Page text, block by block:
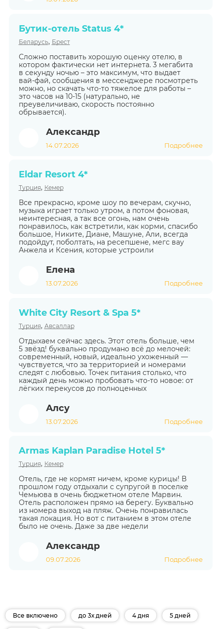
Бутик-отель Status 4*
Беларусь, Брест
Сложно поставить хорошую оценку отелю, в
котором фактически нет интернета. 3 мегабита
в секунду ночью – это максимум, что выдает
вай-фай, сообщения в мессенджере посмотреть
можно, но скачать что-то тяжелое для работы –
это часов на 10-15 (натурально, не
преувеличиваю, скорость постоянно
обрывается).
Александр
14.07.2026 Подробнее
Eldar Resort 4*
Турция, Кемер
Все прекрасно, кроме шоу по вечерам, скучно,
музыка играет только утром, а потом фоновая,
неинтересная, а так все огонь, нам очень
понравилось, как встретили, как корми, спасибо
большое, Никите, Диане, Машуне, Али, всегда
подойдут, поболтать, на ресепшене, мегс вау
Анжела и Ксения, которые устроили
Елена
13.07.2026 Подробнее
White City Resort & Spa 5*
Турция, Авсаллар
Отдыхаем сейчас здесь. Этот отель больше, чем
5 звёзд! буквально продумано всё до мелочей:
современный, новый, идеально ухоженный —
чувствуется, что за территорией и номерами
следят с любовью. Точек питания столько, что
каждый день можно пробовать что-то новое: от
лёгких перекусов до полноценных
Алсу
13.07.2026 Подробнее
Armas Kaplan Paradise Hotel 5*
Турция, Кемер
Отель, где не кормят ничем, кроме курицы! В
прошлом году отдыхали с супругой в поселке
Чемьюва в очень бюджетном отеле Марвин.
Отель расположен прямо на берегу. Буквально
из номера выход на пляж. Очень понравилась
такая локация. Но вот с питанием в этом отеле
было не очень. Даже за две недели
Александр
09.07.2026 Подробнее
Все включено до 3х дней 4 дня 5 дней